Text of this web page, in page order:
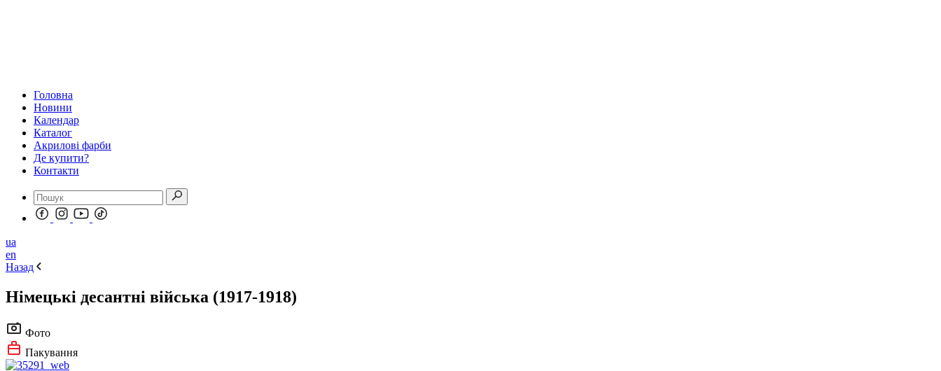
Головна
Новини
Календар
Каталог
Акрилові фарби
Де купити?
Контакти
ua
en
Назад
Німецькі десантні війська (1917-1918)
Фото
Пакування